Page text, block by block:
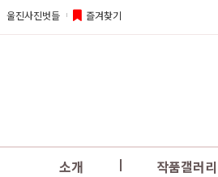
울진사진벗들 즐겨찾기
소개 작품갤러리